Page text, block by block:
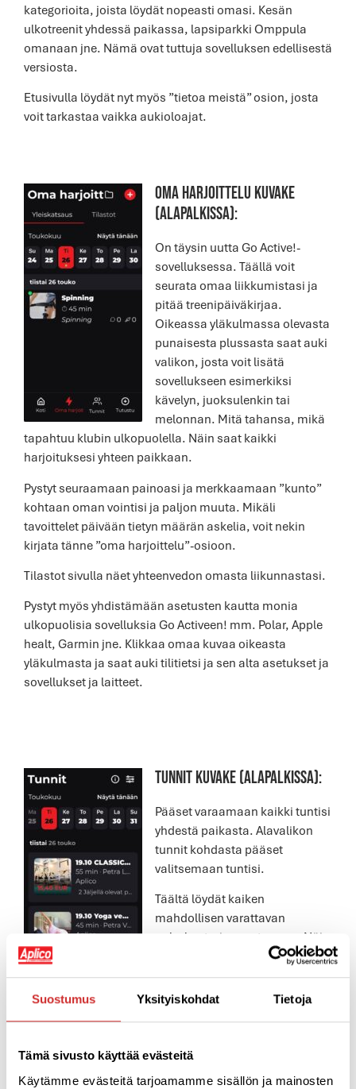
Suostumus Yksityiskohdat Tietoja
Tämä sivusto käyttää evästeitä
Käytämme evästeitä tarjoamamme sisällön ja mainosten
kategorioita, joista löydät nopeasti omasi. Kesän
ulkotreenit yhdessä paikassa, lapsiparkki Omppula
omanaan jne. Nämä ovat tuttuja sovelluksen edellisestä
versiosta.
Etusivulla löydät nyt myös ”tietoa meistä” osion, josta
voit tarkastaa vaikka aukioloajat.
OMA HARJOITTELU KUVAKE
(alapalkissa):
On täysin uutta Go Active!-
sovelluksessa. Täällä voit
seurata omaa liikkumistasi ja
pitää treenipäiväkirjaa.
Oikeassa yläkulmassa olevasta
punaisesta plussasta saat auki
valikon, josta voit lisätä
sovellukseen esimerkiksi
kävelyn, juoksulenkin tai
melonnan. Mitä tahansa, mikä
tapahtuu klubin ulkopuolella. Näin saat kaikki
harjoituksesi yhteen paikkaan.
Pystyt seuraamaan painoasi ja merkkaamaan ”kunto”
kohtaan oman vointisi ja paljon muuta. Mikäli
tavoittelet päivään tietyn määrän askelia, voit nekin
kirjata tänne ”oma harjoittelu”-osioon.
Tilastot sivulla näet yhteenvedon omasta liikunnastasi.
Pystyt myös yhdistämään asetusten kautta monia
ulkopuolisia sovelluksia Go Activeen! mm. Polar, Apple
healt, Garmin jne. Klikkaa omaa kuvaa oikeasta
yläkulmasta ja saat auki tilitietsi ja sen alta asetukset ja
sovellukset ja laitteet.
TUNNIT KUVAKE (alapalkissa):
Pääset varaamaan kaikki tuntisi
yhdestä paikasta. Alavalikon
tunnit kohdasta pääset
valitsemaan tuntisi.
Täältä löydät kaiken
mahdollisen varattavan
palvelun tarjonnastamme. Näin
voit selata mitä kaikkea juuri
tänään on tarjolla.
Aloitussivulta pääset edelleen
rajaamaan mitä tunteja etsit, jos haluat katsella vain
Omppulaa niin valitse etusivulta se otsikko, jota haluat
katsella.